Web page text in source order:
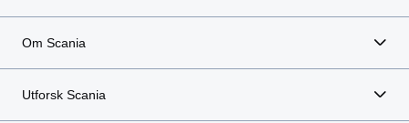
Om Scania
Utforsk Scania